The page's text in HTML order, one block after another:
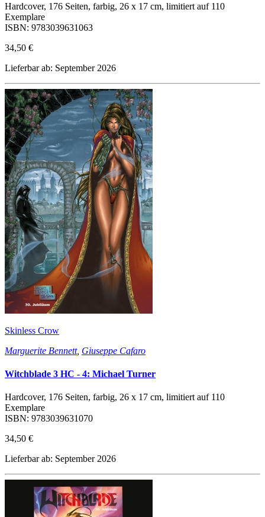
Hardcover, 176 Seiten, farbig, 26 x 17 cm, limitiert auf 110
Exemplare
ISBN: 9783039631063
34,50 €
Lieferbar ab: September 2026
Skinless Crow
Marguerite Bennett, Giuseppe Cafaro
Witchblade 3 HC - 4: Michael Turner
Hardcover, 176 Seiten, farbig, 26 x 17 cm, limitiert auf 110
Exemplare
ISBN: 9783039631070
34,50 €
Lieferbar ab: September 2026